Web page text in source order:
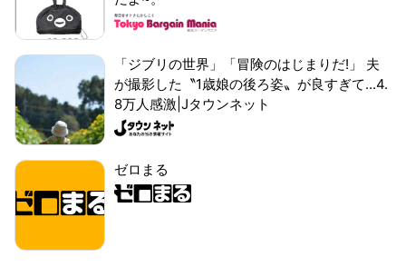
「ジブリの世界」「冒険のはじまりだ!」 夫
が撮影した〝1歳娘の後ろ姿〟が良すぎて...4.
8万人感激|Jタウンネット
ゼロまる